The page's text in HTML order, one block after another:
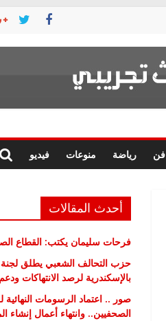
فن رياضة منوعات فيديو
أحدث المقالات
فرحات سليمان يكتب: القطاع
حزب التحالف الشعبي يطلق
بالإسكندرية لرصد الانتهاكات
صور .. اعتماد الرسومات النهائية
الصحفيين.. وانتهاء أعمال إنشاء